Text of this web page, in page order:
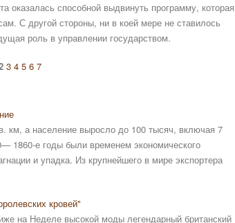
оказалась способной выдвинуть программу, которая
С другой стороны, ни в коей мере не ставилось
роль в управлении государством.
3 4 5 6 7
км, а население выросло до 100 тысяч, включая 7
1860-е годы были временем экономического
и упадка. Из крупнейшего в мире экспортера
кровей"
на Неделе высокой моды легендарный британский